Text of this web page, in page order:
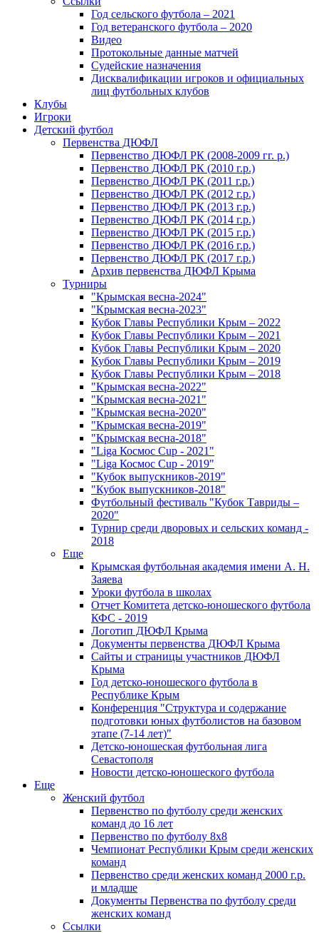
Год сельского футбола – 2021
Год ветеранского футбола – 2020
Видео
Протокольные данные матчей
Судейские назначения
Дисквалификации игроков и официальных
лиц футбольных клубов
Клубы
Игроки
Детский футбол
Первенства ДЮФЛ
Первенство ДЮФЛ РК (2008-2009 гг. р.)
Первенство ДЮФЛ РК (2010 г.р.)
Первенство ДЮФЛ РК (2011 г.р.)
Первенство ДЮФЛ РК (2012 г.р.)
Первенство ДЮФЛ РК (2013 г.р.)
Первенство ДЮФЛ РК (2014 г.р.)
Первенство ДЮФЛ РК (2015 г.р.)
Первенство ДЮФЛ РК (2016 г.р.)
Первенство ДЮФЛ РК (2017 г.р.)
Архив первенства ДЮФЛ Крыма
Турниры
"Крымская весна-2024"
"Крымская весна-2023"
Кубок Главы Республики Крым – 2022
Кубок Главы Республики Крым – 2021
Кубок Главы Республики Крым – 2020
Кубок Главы Республики Крым – 2019
Кубок Главы Республики Крым – 2018
"Крымская весна-2022"
"Крымская весна-2021"
"Крымская весна-2020"
"Крымская весна-2019"
"Крымская весна-2018"
"Liga Космос Cup - 2021"
"Liga Космос Cup - 2019"
"Кубок выпускников-2019"
"Кубок выпускников-2018"
Футбольный фестиваль "Кубок Тавриды –
2020"
Турнир среди дворовых и сельских команд -
2018
Еще
Крымская футбольная академия имени А. Н.
Заяева
Уроки футбола в школах
Отчет Комитета детско-юношеского футбола
КФС - 2019
Логотип ДЮФЛ Крыма
Документы первенства ДЮФЛ Крыма
Сайты и страницы участников ДЮФЛ
Крыма
Год детско-юношеского футбола в
Республике Крым
Конференция "Структура и содержание
подготовки юных футболистов на базовом
этапе (7-14 лет)"
Детско-юношеская футбольная лига
Севастополя
Новости детско-юношеского футбола
Еще
Женский футбол
Первенство по футболу среди женских
команд до 16 лет
Первенство по футболу 8х8
Чемпионат Республики Крым среди женских
команд
Первенство среди женских команд 2000 г.р.
и младше
Документы Первенства по футболу среди
женских команд
Ссылки